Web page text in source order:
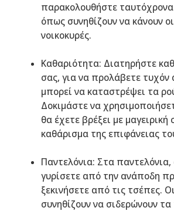
παρακολουθήστε
όπως συνηθίζουν να κάνουν
νοικοκυρές.
Καθαριότητα: Διατηρήστε
σας, για να προλάβετε
μπορεί να καταστρέψει τα
Δοκιμάστε να
θα έχετε βρέξει με μαγειρική
καθάρισμα της επιφάνειας
Παντελόνια: Στα
γυρίσετε από την ανάποδη
ξεκινήσετε από τις τσέπες.
συνηθίζουν να σιδερώνουν